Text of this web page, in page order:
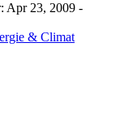
Apr 23, 2009 -
& Climat